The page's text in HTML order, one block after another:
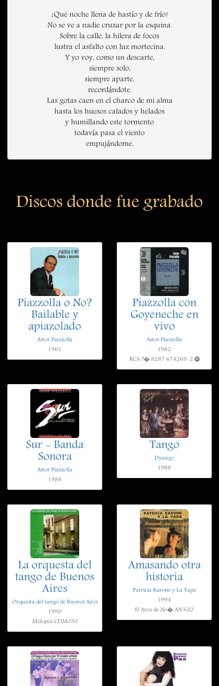
¡Qué noche llena de hastío y de frío!
No se ve a nadie cruzar por la esquina.
Sobre la calle, la hilera de focos
lustra el asfalto con luz mortecina.
Y yo voy, como un descarte,
siempre solo,
siempre aparte,
recordándote.
Las gotas caen en el charco de mi alma
hasta los huesos calados y helados
y humillando este tormento
todavía pasa el viento
empujándome.
Discos donde fue grabado
Piazzolla o No?
Bailable y
apiazolado
Astor Piazzolla
1961
Piazzolla con
Goyeneche en
vivo
Astor Piazzolla
1982
RCA ?� 8287 674269-2
Sur - Banda
Sonora
Astor Piazzolla
1988
Tango
Dyango
1988
La orquesta del
tango de Buenos
Aires
Orquesta del tango de Buenos Aires
1990
Melopea CDM050
Amasando otra
historia
Patricia Barone y La Yapa
1994
El Arca de No� AN 620